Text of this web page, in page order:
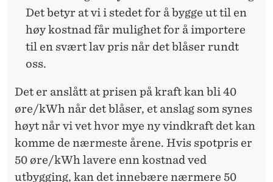
Det betyr at vi i stedet for å bygge ut til en
høy kostnad får mulighet for å importere
til en svært lav pris når det blåser rundt
oss.
Det er anslått at prisen på kraft kan bli 40
øre/kWh når det blåser, et anslag som synes
høyt når vi vet hvor mye ny vindkraft det kan
komme de nærmeste årene. Hvis spotpris er
50 øre/kWh lavere enn kostnad ved
utbygging, kan det innebære nærmere 50